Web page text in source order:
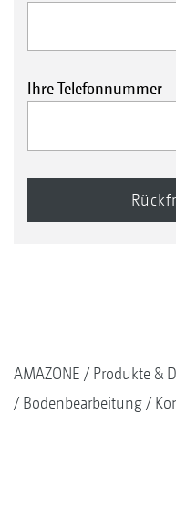
Ihre Telefonnummer
AMAZONE
Produkte &
Bodenbearbeitung